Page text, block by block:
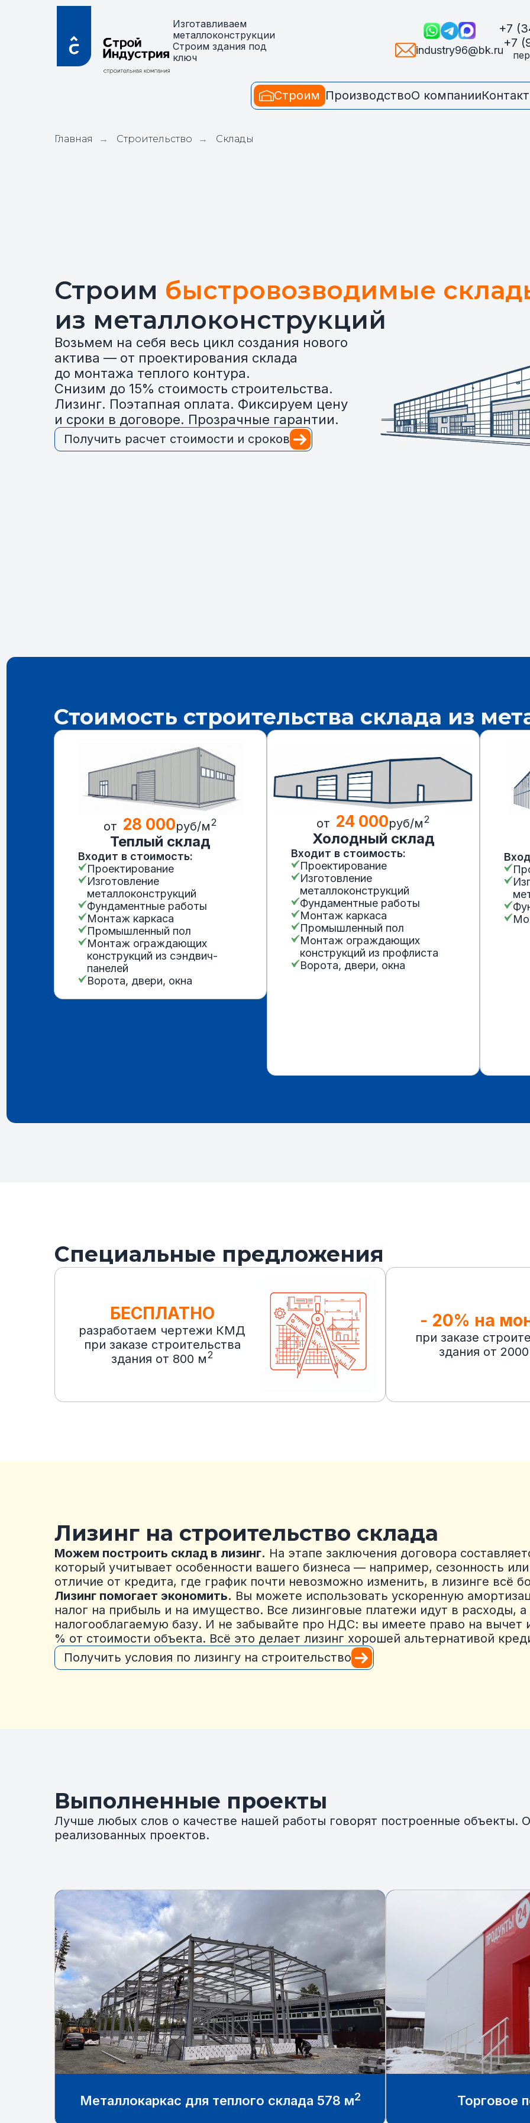
Изготавливаем
металлоконструкции
Строим здания под
ключ
industry96@bk.ru
+7
+7
Строим ПроизводствоО компании
Главная → Строительство → Склады
Строим быстровозводимые
из металлоконструкций
Возьмем на себя весь цикл создания нового
актива — от проектирования склада
до монтажа теплого контура.
Снизим до 15% стоимость строительства.
Лизинг. Поэтапная оплата. Фиксируем цену
и сроки в договоре. Прозрачные гарантии.
Получить расчет стоимости и сроков
Стоимость строительства склада из
от 28 000руб/м2
Теплый склад
Входит в стоимость:
Проектирование
Изготовление
металлоконструкций
Фундаментные работы
Монтаж каркаса
Промышленный пол
Монтаж ограждающих
конструкций из сэндвич-
панелей
Ворота, двери, окна
от 24 000руб/м2
Холодный склад
Входит в стоимость:
Проектирование
Изготовление
металлоконструкций
Фундаментные работы
Монтаж каркаса
Промышленный пол
Монтаж ограждающих
конструкций из профлиста
Ворота, двери, окна
Специальные предложения
БЕСПЛАТНО
разработаем чертежи КМД
при заказе строительства
здания от 800 м2
- 20% на
при заказе
здания от
Лизинг на строительство склада
Можем построить склад в лизинг. На этапе заключения договора
который учитывает особенности вашего бизнеса — например, сезонность
отличие от кредита, где график почти невозможно изменить, в лизинге всё
Лизинг помогает экономить. Вы можете использовать ускоренную
налог на прибыль и на имущество. Все лизинговые платежи идут в расходы,
налогооблагаемую базу. И не забывайте про НДС: вы имеете право на вычет
% от стоимости объекта. Всё это делает лизинг хорошей альтернативой
Получить условия по лизингу на строительство
Выполненные проекты
Лучше любых слов о качестве нашей работы говорят построенные объекты.
реализованных проектов.
Металлокаркас для теплого склада 578 м2 Торговое